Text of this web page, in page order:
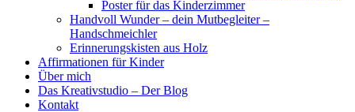
Poster für das Kinderzimmer
Handvoll Wunder – dein Mutbegleiter –
Handschmeichler
Erinnerungskisten aus Holz
Affirmationen für Kinder
Über mich
Das Kreativstudio – Der Blog
Kontakt